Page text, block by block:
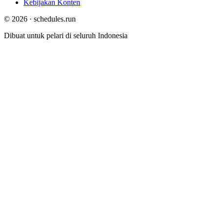
Kebijakan Konten
© 2026 · schedules.run
Dibuat untuk pelari di seluruh Indonesia